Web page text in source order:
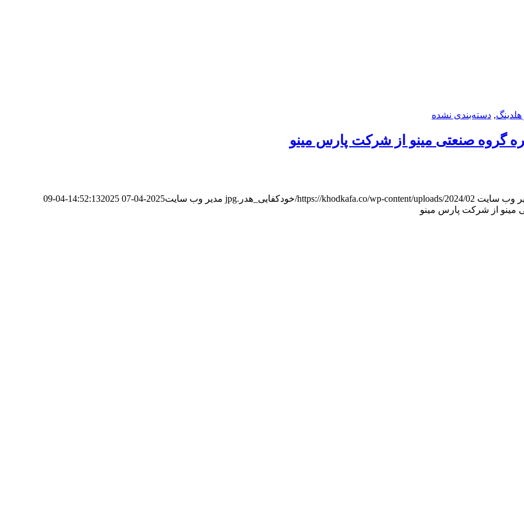
هلدینگ, دسته‌بندی نشده
گروه صنعتی مینو از شرکت پارس مینو
وب سایت https://khodkafa.co/wp-content/uploads/2024/02/خودکفایی_هدر.jpg مدیر وب سایت2025-04-07 14:52:13
2025-04-09
مینو از شرکت پارس مینو